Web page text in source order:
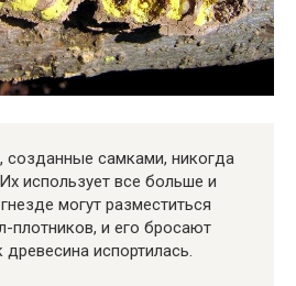
созданные самками, никогда
использует все больше и
могут разместиться
плотников, и его бросают
испортилась.